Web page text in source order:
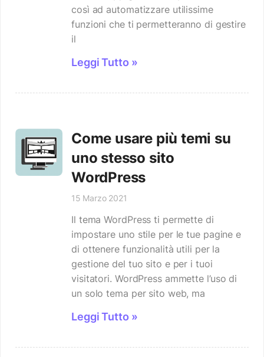
così ad automatizzare utilissime
funzioni che ti permetteranno di gestire
il
Leggi Tutto »
Come usare più temi su
uno stesso sito
WordPress
15 Marzo 2021
Il tema WordPress ti permette di
impostare uno stile per le tue pagine e
di ottenere funzionalità utili per la
gestione del tuo sito e per i tuoi
visitatori. WordPress ammette l’uso di
un solo tema per sito web, ma
Leggi Tutto »